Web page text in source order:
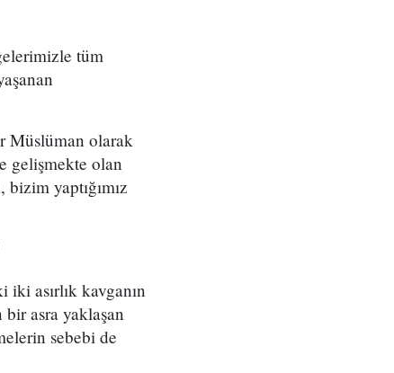
tüm
Müslüman olarak
gelişmekte olan
yaptığımız
asırlık kavganın
asra yaklaşan
sebebi de